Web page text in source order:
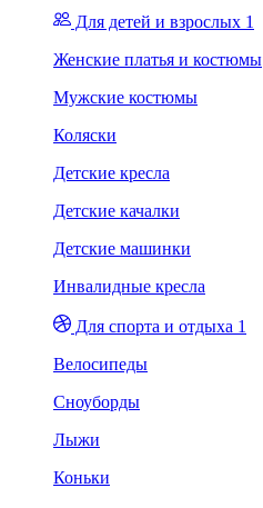
Для детей и взрослых 1
Женские платья и костюмы
Мужские костюмы
Коляски
Детские кресла
Детские качалки
Детские машинки
Инвалидные кресла
Для спорта и отдыха 1
Велосипеды
Сноуборды
Лыжи
Коньки